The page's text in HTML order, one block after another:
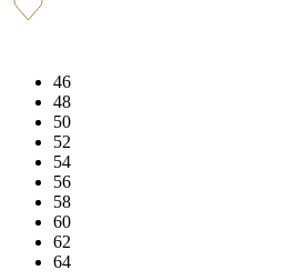
46
48
50
52
54
56
58
60
62
64